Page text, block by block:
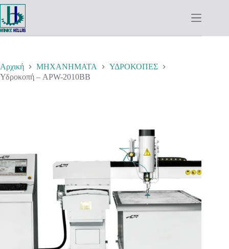
Μετάβαση
στο
περιεχόμενο
Αρχική ΜΗΧΑΝΗΜΑΤΑ
ΥΔΡΟΚΟΠΕΣ
Υδροκοπή – APW-2010BB